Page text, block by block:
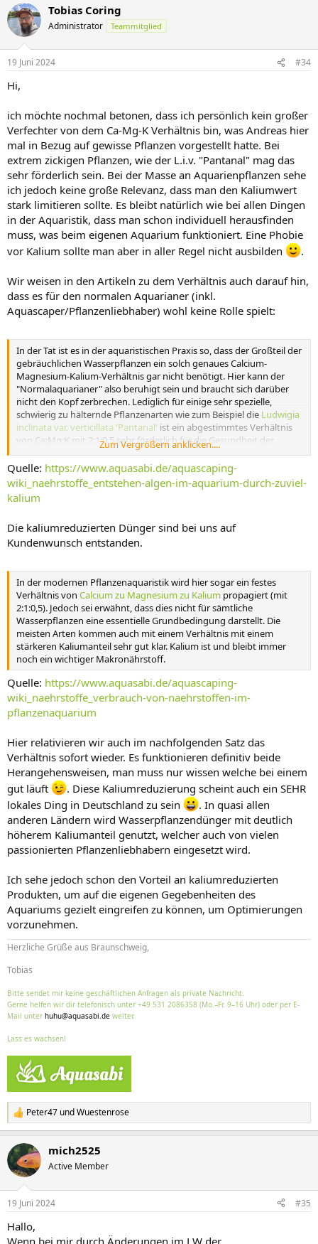
k
t
i
e
:
Tobias Coring
Administrator Teammitglied
19 Juni 2024 #34
Hi,
ich möchte nochmal betonen, dass ich persönlich kein großer
Verfechter von dem Ca-Mg-K Verhältnis bin, was Andreas hier
mal in Bezug auf gewisse Pflanzen vorgestellt hatte. Bei
extrem zickigen Pflanzen, wie der L.i.v. "Pantanal" mag das
sehr förderlich sein. Bei der Masse an Aquarienpflanzen sehe
ich jedoch keine große Relevanz, dass man den Kaliumwert
stark limitieren sollte. Es bleibt natürlich wie bei allen Dingen
in der Aquaristik, dass man schon individuell herausfinden
muss, was beim eigenen Aquarium funktioniert. Eine Phobie
vor Kalium sollte man aber in aller Regel nicht ausbilden
.
Wir weisen in den Artikeln zu dem Verhältnis auch darauf hin,
dass es für den normalen Aquarianer (inkl.
Aquascaper/Pflanzenliebhaber) wohl keine Rolle spielt:
In der Tat ist es in der aquaristischen Praxis so, dass der Großteil der
gebräuchlichen Wasserpflanzen ein solch genaues Calcium-
Magnesium-Kalium-Verhältnis gar nicht benötigt. Hier kann der
"Normalaquarianer" also beruhigt sein und braucht sich darüber
nicht den Kopf zerbrechen. Lediglich für einige sehr spezielle,
schwierig zu hälternde Pflanzenarten wie zum Beispiel die Ludwigia
inclinata var. verticillata 'Pantanal' ist ein abgestimmtes Verhältnis
von Ca:Mg:K mit 2:1:0,5 sehr förderlich für die Gesundheit der
Zum Vergrößern anklicken....
Quelle: https://www.aquasabi.de/aquascaping-
wiki_naehrstoffe_entstehen-algen-im-aquarium-durch-zuviel-
kalium
Die kaliumreduzierten Dünger sind bei uns auf
Kundenwunsch entstanden.
In der modernen Pflanzenaquaristik wird hier sogar ein festes
Verhältnis von Calcium zu Magnesium zu Kalium propagiert (mit
2:1:0,5). Jedoch sei erwähnt, dass dies nicht für sämtliche
Wasserpflanzen eine essentielle Grundbedingung darstellt. Die
meisten Arten kommen auch mit einem Verhältnis mit einem
stärkeren Kaliumanteil sehr gut klar. Kalium ist und bleibt immer
noch ein wichtiger Makronährstoff.
Quelle: https://www.aquasabi.de/aquascaping-
wiki_naehrstoffe_verbrauch-von-naehrstoffen-im-
pflanzenaquarium
Hier relativieren wir auch im nachfolgenden Satz das
Verhältnis sofort wieder. Es funktionieren definitiv beide
Herangehensweisen, man muss nur wissen welche bei einem
gut läuft
. Diese Kaliumreduzierung scheint auch ein SEHR
lokales Ding in Deutschland zu sein
. In quasi allen
anderen Ländern wird Wasserpflanzendünger mit deutlich
höherem Kaliumanteil genutzt, welcher auch von vielen
passionierten Pflanzenliebhabern eingesetzt wird.
Ich sehe jedoch schon den Vorteil an kaliumreduzierten
Produkten, um auf die eigenen Gegebenheiten des
Aquariums gezielt eingreifen zu können, um Optimierungen
vorzunehmen.
Herzliche Grüße aus Braunschweig,
Tobias
Bitte sendet mir keine geschäftlichen Anfragen als private Nachricht.
Gerne helfen wir dir telefonisch unter +49 531 2086358 (Mo.–Fr. 9–16 Uhr) oder per E-
Mail unter huhu@aquasabi.de weiter.
Lass es wachsen!
R
e
k
t
i
e
:
Peter47 undWuestenrose
mich2525
Active Member
19 Juni 2024 #35
Hallo,
Wenn bei mir durch Änderungen im LW der